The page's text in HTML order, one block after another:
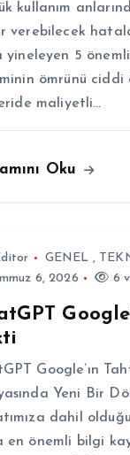
kullanım
verebilecek
yineleyen 5 önemli
ömrünü ciddi
maliyetli…
Oku
GENEL ,
6, 2026
6
Google’ın
Yeni Bir
dahil
en önemli bilgi